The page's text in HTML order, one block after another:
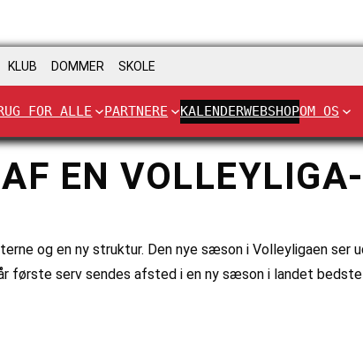
KLUB DOMMER SKOLE
FOR ALLE PARTNERE KALENDERWEBSHOPOM OS
EN
og en ny struktur. Den nye sæson i Volleyligaen ser
første serv sendes afsted i en ny sæson i landet